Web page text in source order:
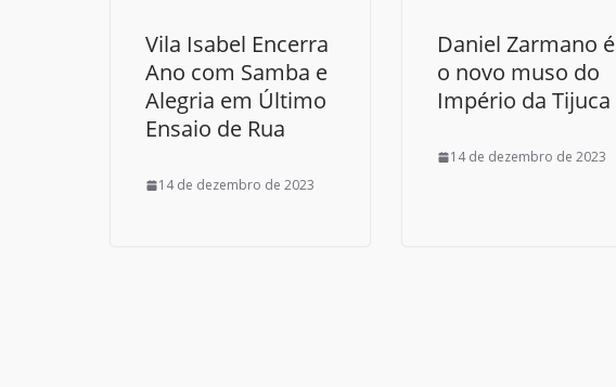
Vila Isabel Encerra
Ano com Samba e
Alegria em Último
Ensaio de Rua
14 de dezembro de 2023
Daniel Zarmano é
o novo muso do
Império da Tijuca
14 de dezembro de 2023